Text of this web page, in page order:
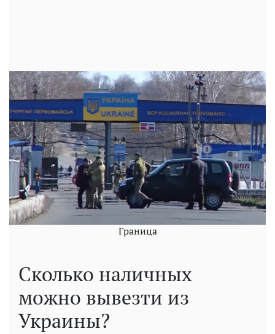
Граница
Сколько наличных
можно вывезти из
Украины?